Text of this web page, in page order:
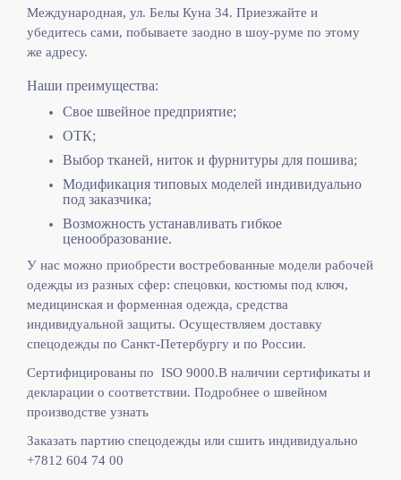
Международная, ул. Белы Куна 34. Приезжайте и
убедитесь сами, побываете заодно в шоу-руме по этому
же адресу.
Наши преимущества:
Свое швейное предприятие;
ОТК;
Выбор тканей, ниток и фурнитуры для пошива;
Модификация типовых моделей индивидуально
под заказчика;
Возможность устанавливать гибкое
ценообразование.
У нас можно приобрести востребованные модели рабочей
одежды из разных сфер: спецовки, костюмы под ключ,
медицинская и форменная одежда, средства
индивидуальной защиты. Осуществляем доставку
спецодежды по Санкт-Петербургу и по России.
Сертифицированы по ISO 9000.В наличии сертификаты и
декларации о соответствии. Подробнее о швейном
производстве узнать
Заказать партию спецодежды или сшить индивидуально
+7812 604 74 00